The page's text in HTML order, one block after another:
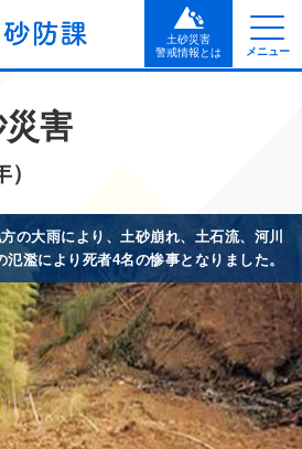
土砂災害
警戒情報とは
メニュー
害
の大雨により、土砂崩れ、土石流、河川
氾濫により死者4名の惨事となりました。